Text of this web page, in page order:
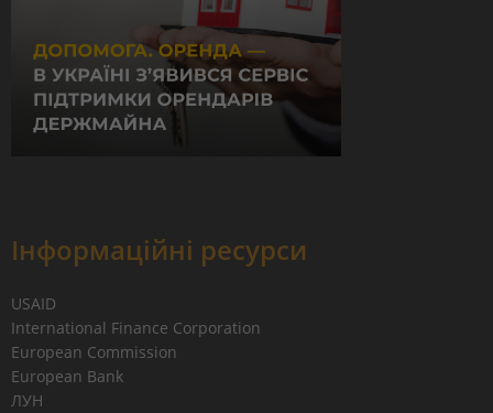
Інформаційні ресурси
USAID
International Finance Corporation
European Commission
European Bank
ЛУН